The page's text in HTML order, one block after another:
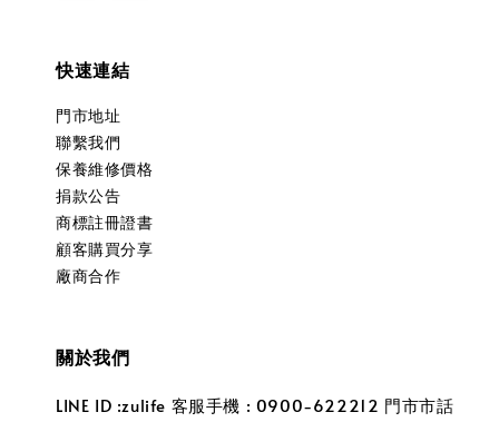
快速連結
門市地址
聯繫我們
保養維修價格
捐款公告
商標註冊證書
顧客購買分享
廠商合作
關於我們
LINE ID :zulife 客服手機 : 0900-622212 門市市話